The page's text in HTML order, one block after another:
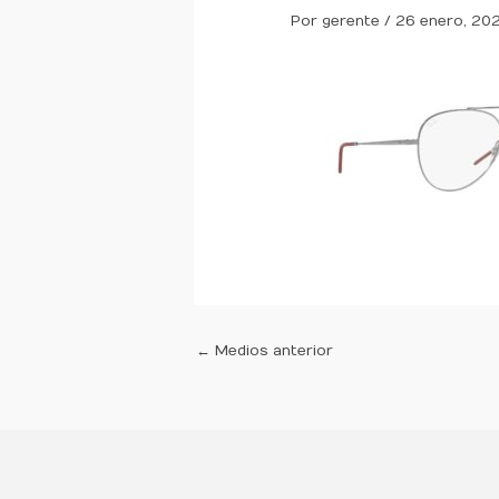
Por gerente / 26 enero,
← Medios anterior